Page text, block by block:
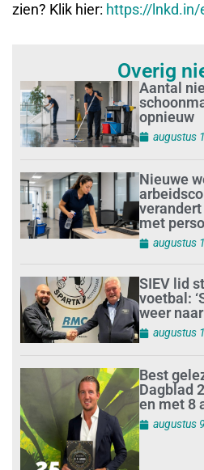
zien? Klik hier: https://lnkd.in/
Overig
Aantal
opnieuw
augustus
Nieuwe
met
augustus
SIEV lid
voetbal:
weer
augustus
Best
Dagblad
en met 8
augustus